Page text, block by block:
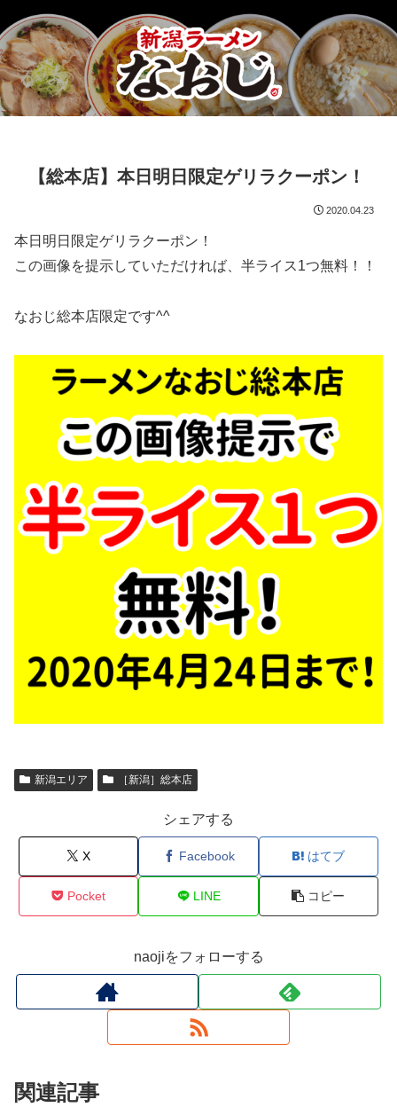
【総本店】本日明日限定ゲリラクーポン！
2020.04.23
本日明日限定ゲリラクーポン！
この画像を提示していただければ、半ライス1つ無料！！
なおじ総本店限定です^^
新潟エリア ［新潟］総本店
シェアする
X Facebook はてブ
Pocket LINE コピー
naojiをフォローする
関連記事